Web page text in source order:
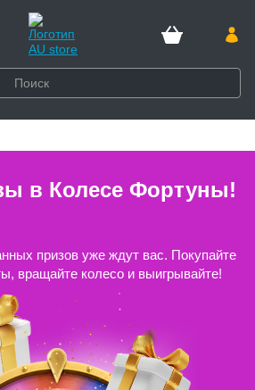
в Колесе Фортуны!
призов уже ждут вас. Покупайте
вращайте колесо и выигрывайте!